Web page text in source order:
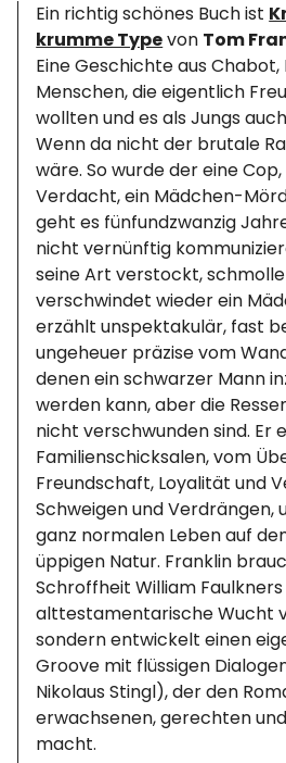
Ein richtig schönes Buch ist
krumme Typevon Tom
Eine Geschichte aus Chabot,
Menschen, die eigentlich
wollten und es als Jungs
Wenn da nicht der brutale
wäre. So wurde der eine
Verdacht, ein Mädchen-
geht es fünfundzwanzig
nicht vernünftig
seine Art verstockt,
verschwindet wieder ein
erzählt unspektakulär, fast
ungeheuer präzise vom
denen ein schwarzer Mann
werden kann, aber die
nicht verschwunden sind. Er
Familienschicksalen, vom
Freundschaft, Loyalität und
Schweigen und Verdrängen,
ganz normalen Leben auf
üppigen Natur. Franklin
Schroffheit William
alttestamentarische Wucht
sondern entwickelt einen
Groove mit flüssigen
Nikolaus Stingl), der den
erwachsenen, gerechten
macht.